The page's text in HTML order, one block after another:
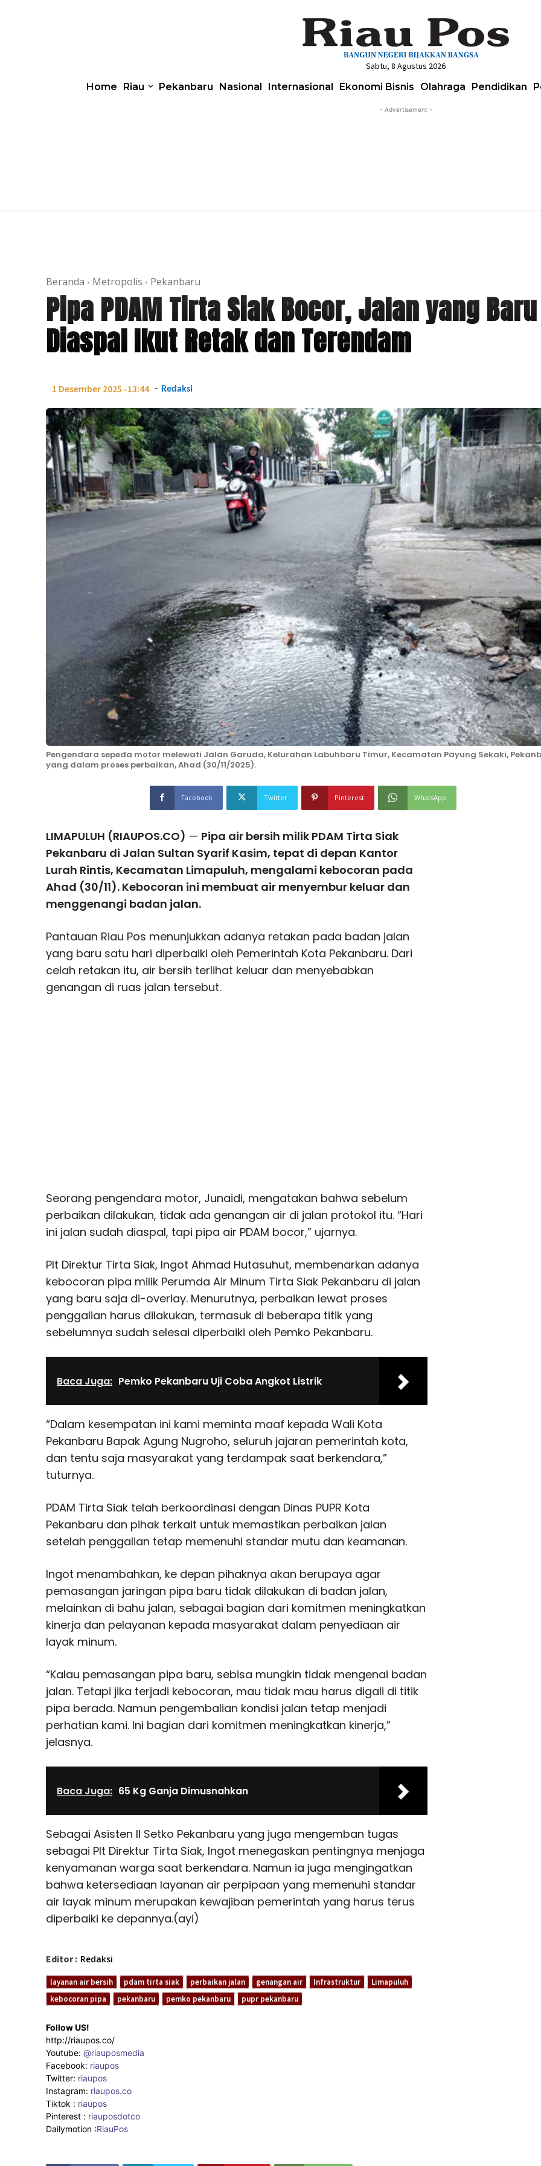
Sabtu, 8 Agustus 2026
Home Riau Pekanbaru Nasional Internasional Ekonomi Bisnis Olahraga Pendidikan
- Advertisement -
Beranda Metropolis Pekanbaru
Pipa PDAM Tirta Siak Bocor, Jalan yang Baru
Diaspal Ikut Retak dan Terendam
1 Desember 2025 -13:44 - Redaksi
Pengendara sepeda motor melewati Jalan Garuda, Kelurahan Labuhbaru Timur, Kecamatan Payung Sekaki,
yang dalam proses perbaikan, Ahad (30/11/2025).
Facebook Twitter Pinterest WhatsApp
LIMAPULUH (RIAUPOS.CO) — Pipa air bersih milik PDAM Tirta Siak
Pekanbaru di Jalan Sultan Syarif Kasim, tepat di depan Kantor
Lurah Rintis, Kecamatan Limapuluh, mengalami kebocoran pada
Ahad (30/11). Kebocoran ini membuat air menyembur keluar dan
menggenangi badan jalan.
Pantauan Riau Pos menunjukkan adanya retakan pada badan jalan
yang baru satu hari diperbaiki oleh Pemerintah Kota Pekanbaru. Dari
celah retakan itu, air bersih terlihat keluar dan menyebabkan
genangan di ruas jalan tersebut.
Seorang pengendara motor, Junaidi, mengatakan bahwa sebelum
perbaikan dilakukan, tidak ada genangan air di jalan protokol itu. “Hari
ini jalan sudah diaspal, tapi pipa air PDAM bocor,” ujarnya.
Plt Direktur Tirta Siak, Ingot Ahmad Hutasuhut, membenarkan adanya
kebocoran pipa milik Perumda Air Minum Tirta Siak Pekanbaru di jalan
yang baru saja di-overlay. Menurutnya, perbaikan lewat proses
penggalian harus dilakukan, termasuk di beberapa titik yang
sebelumnya sudah selesai diperbaiki oleh Pemko Pekanbaru.
Baca Juga: Pemko Pekanbaru Uji Coba Angkot Listrik
“Dalam kesempatan ini kami meminta maaf kepada Wali Kota
Pekanbaru Bapak Agung Nugroho, seluruh jajaran pemerintah kota,
dan tentu saja masyarakat yang terdampak saat berkendara,”
tuturnya.
PDAM Tirta Siak telah berkoordinasi dengan Dinas PUPR Kota
Pekanbaru dan pihak terkait untuk memastikan perbaikan jalan
setelah penggalian tetap memenuhi standar mutu dan keamanan.
Ingot menambahkan, ke depan pihaknya akan berupaya agar
pemasangan jaringan pipa baru tidak dilakukan di badan jalan,
melainkan di bahu jalan, sebagai bagian dari komitmen meningkatkan
kinerja dan pelayanan kepada masyarakat dalam penyediaan air
layak minum.
“Kalau pemasangan pipa baru, sebisa mungkin tidak mengenai badan
jalan. Tetapi jika terjadi kebocoran, mau tidak mau harus digali di titik
pipa berada. Namun pengembalian kondisi jalan tetap menjadi
perhatian kami. Ini bagian dari komitmen meningkatkan kinerja,”
jelasnya.
Baca Juga: 65 Kg Ganja Dimusnahkan
Sebagai Asisten II Setko Pekanbaru yang juga mengemban tugas
sebagai Plt Direktur Tirta Siak, Ingot menegaskan pentingnya menjaga
kenyamanan warga saat berkendara. Namun ia juga mengingatkan
bahwa ketersediaan layanan air perpipaan yang memenuhi standar
air layak minum merupakan kewajiban pemerintah yang harus terus
diperbaiki ke depannya.(ayi)
Editor : Redaksi
layanan air bersih pdam tirta siak perbaikan jalan genangan air Infrastruktur
Limapuluh
kebocoran pipa
pekanbaru pemko pekanbaru pupr pekanbaru
Follow US!
http://riaupos.co/
Youtube: @riauposmedia
Facebook: riaupos
Twitter: riaupos
Instagram: riaupos.co
Tiktok : riaupos
Pinterest : riauposdotco
Dailymotion :RiauPos